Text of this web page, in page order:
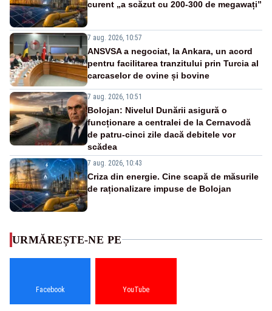
curent „a scăzut cu 200-300 de megawați”
7 aug. 2026, 10:57
ANSVSA a negociat, la Ankara, un acord
pentru facilitarea tranzitului prin Turcia al
carcaselor de ovine și bovine
7 aug. 2026, 10:51
Bolojan: Nivelul Dunării asigură o
funcționare a centralei de la Cernavodă
de patru-cinci zile dacă debitele vor
scădea
7 aug. 2026, 10:43
Criza din energie. Cine scapă de măsurile
de raționalizare impuse de Bolojan
URMĂREȘTE-NE PE
Facebook YouTube